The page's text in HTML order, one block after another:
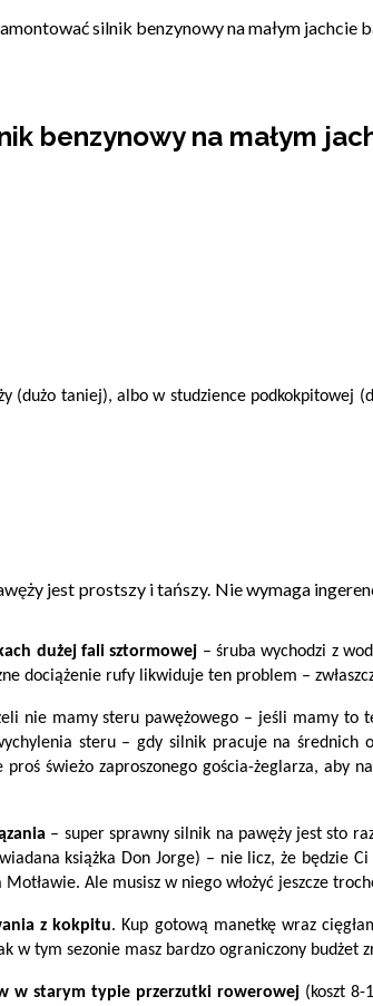
silnik benzynowy na małym jachcie
benzynowy na małym
(dużo taniej), albo w studzience podkokpitowej
jest prostszy i tańszy. Nie wymaga
dużej fali sztormowej – śruba wychodzi z
dociążenie rufy likwiduje ten problem –
nie mamy steru pawężowego – jeśli mamy to
steru – gdy silnik pracuje na
świeżo zaproszonego gościa-żeglarza, aby
– super sprawny silnik na pawęży jest sto
książka Don Jorge) – nie licz, że będzie
Ale musisz w niego włożyć jeszcze
z kokpitu. Kup gotową manetkę wraz
w tym sezonie masz bardzo ograniczony budżet
w starym typie przerzutki rowerowej(koszt 8-